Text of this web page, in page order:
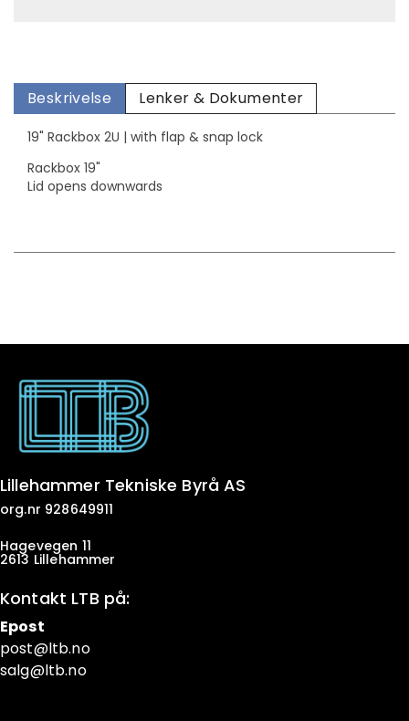
Beskrivelse Lenker & Dokumenter
19" Rackbox 2U | with flap & snap lock
Rackbox 19"
Lid opens downwards
Lillehammer Tekniske Byrå AS
org.nr 928649911
Hagevegen 11
2613 Lillehammer
Kontakt LTB på:
Epost
post@ltb.no
salg@ltb.no